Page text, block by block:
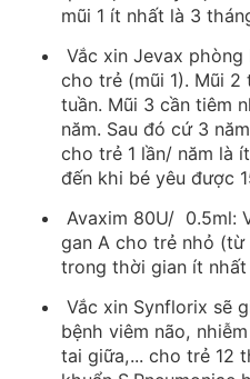
mũi 1 ít nhất là 3
Vắc xin Jevax phòng
cho trẻ (mũi 1). Mũi 2
tuần. Mũi 3 cần tiêm
năm. Sau đó cứ 3
cho trẻ 1 lần/ năm là
đến khi bé yêu được
Avaxim 80U/ 0.5ml:
gan A cho trẻ nhỏ (từ
trong thời gian ít nhất
Vắc xin Synflorix sẽ
bệnh viêm não,
tai giữa,... cho trẻ 12